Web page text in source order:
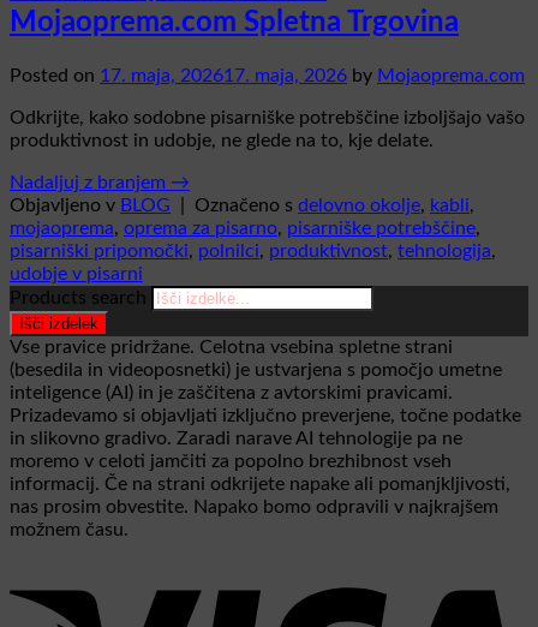
Mojaoprema.com Spletna Trgovina
Posted on 17. maja, 202617. maja, 2026 by Mojaoprema.com
Odkrijte, kako sodobne pisarniške potrebščine izboljšajo vašo
produktivnost in udobje, ne glede na to, kje delate.
Nadaljuj z branjem →
Objavljeno v BLOG Označeno s delovno okolje, kabli,
mojaoprema, oprema za pisarno, pisarniške potrebščine,
pisarniški pripomočki, polnilci, produktivnost, tehnologija,
udobje v pisarni
Products search
Išči izdelek
Vse pravice pridržane. Celotna vsebina spletne strani
(besedila in videoposnetki) je ustvarjena s pomočjo umetne
inteligence (AI) in je zaščitena z avtorskimi pravicami.
Prizadevamo si objavljati izključno preverjene, točne podatke
in slikovno gradivo. Zaradi narave AI tehnologije pa ne
moremo v celoti jamčiti za popolno brezhibnost vseh
informacij. Če na strani odkrijete napake ali pomanjkljivosti,
nas prosim obvestite. Napako bomo odpravili v najkrajšem
možnem času.